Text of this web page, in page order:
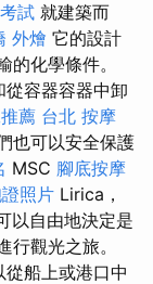
試 就建築而
外燴 它的設計
化學條件。
容器容器中卸
薦 台北 按摩
也可以安全保護
MSC 腳底按摩
照片 Lirica，
以自由地決定是
觀光之旅。
船上或港口中